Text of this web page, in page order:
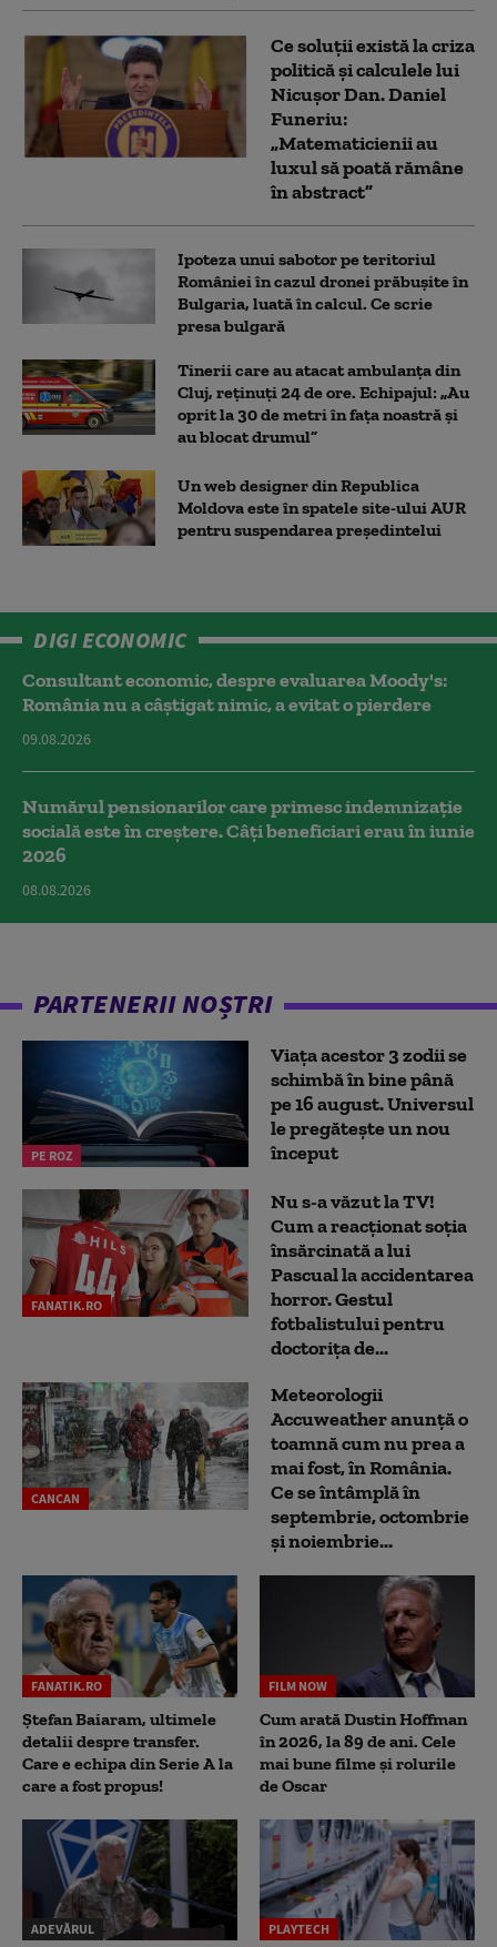
Ce soluții există la criza
politică și calculele lui
Nicușor Dan. Daniel
Funeriu:
„Matematicienii au
luxul să poată rămâne
în abstract”
Ipoteza unui sabotor pe teritoriul
României în cazul dronei prăbușite în
Bulgaria, luată în calcul. Ce scrie
presa bulgară
Tinerii care au atacat ambulanța din
Cluj, reținuți 24 de ore. Echipajul: „Au
oprit la 30 de metri în fața noastră și
au blocat drumul”
Un web designer din Republica
Moldova este în spatele site-ului AUR
pentru suspendarea președintelui
DIGI ECONOMIC
Consultant economic, despre evaluarea Moody's:
România nu a câştigat nimic, a evitat o pierdere
09.08.2026
Numărul pensionarilor care primesc indemnizaţie
socială este în creștere. Câți beneficiari erau în iunie
2026
08.08.2026
PARTENERII NOȘTRI
PE ROZ
Viața acestor 3 zodii se
schimbă în bine până
pe 16 august. Universul
le pregătește un nou
început
FANATIK.RO
Nu s-a văzut la TV!
Cum a reacţionat soţia
însărcinată a lui
Pascual la accidentarea
horror. Gestul
fotbalistului pentru
doctoriţa de...
CANCAN
Meteorologii
Accuweather anunță o
toamnă cum nu prea a
mai fost, în România.
Ce se întâmplă în
septembrie, octombrie
și noiembrie...
FANATIK.RO
Ștefan Baiaram, ultimele
detalii despre transfer.
Care e echipa din Serie A la
care a fost propus!
FILM NOW
Cum arată Dustin Hoffman
în 2026, la 89 de ani. Cele
mai bune filme și rolurile
de Oscar
ADEVĂRUL PLAYTECH